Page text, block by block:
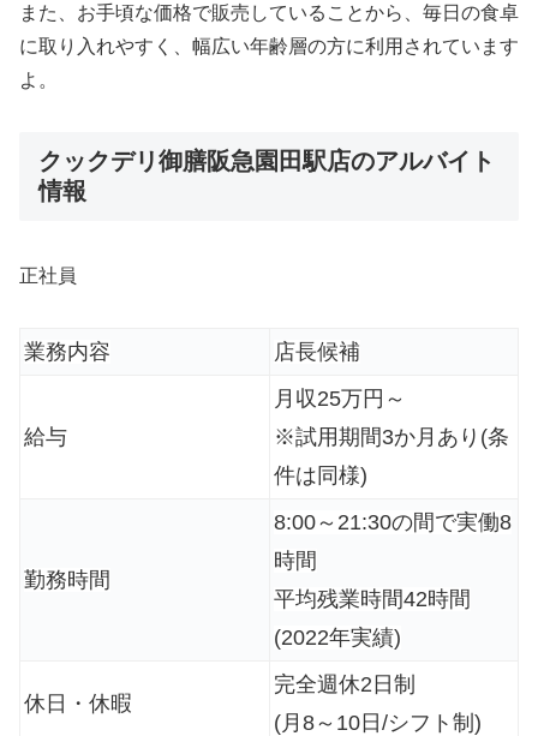
また、お手頃な価格で販売していることから、毎日の食卓
に取り入れやすく、幅広い年齢層の方に利用されています
よ。
クックデリ御膳阪急園田駅店のアルバイト
情報
正社員
業務内容 店長候補
給与
月収25万円～
※試用期間3か月あり(条
件は同様)
勤務時間
8:00～21:30の間で実働8
時間
平均残業時間42時間
(2022年実績)
休日・休暇
完全週休2日制
(月8～10日/シフト制)